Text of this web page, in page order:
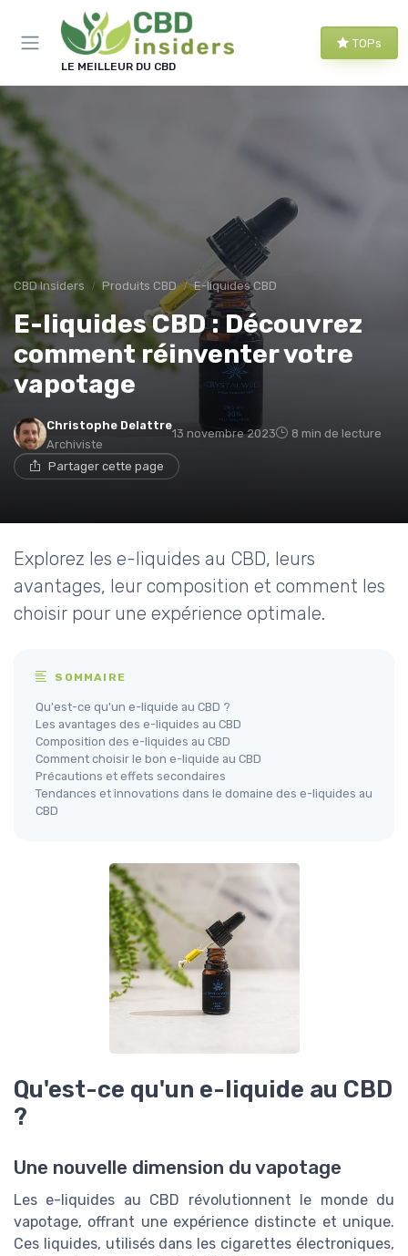
LE MEILLEUR DU CBD
TOPs
CBD Insiders Produits CBD E-liquides CBD
E-liquides CBD : Découvrez
comment réinventer votre
vapotage
Christophe Delattre
Archiviste
13 novembre 2023 8 min de lecture
Partager cette page
Explorez les e-liquides au CBD, leurs
avantages, leur composition et comment les
choisir pour une expérience optimale.
SOMMAIRE
Qu'est-ce qu'un e-liquide au CBD ?
Les avantages des e-liquides au CBD
Composition des e-liquides au CBD
Comment choisir le bon e-liquide au CBD
Précautions et effets secondaires
Tendances et innovations dans le domaine des e-liquides au
CBD
Qu'est-ce qu'un e-liquide au CBD
?
Une nouvelle dimension du vapotage
Les e-liquides au CBD révolutionnent le monde du
vapotage, offrant une expérience distincte et unique.
Ces liquides, utilisés dans les cigarettes électroniques,
Panneau de gestion des cookies